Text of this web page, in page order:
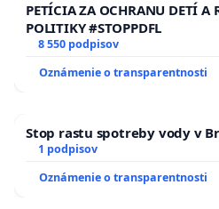
PETÍCIA ZA OCHRANU DETÍ A
POLITIKY #STOPPDFL
8 550 podpisov
Oznámenie o transparentnosti
Stop rastu spotreby vody v
1 podpisov
Oznámenie o transparentnosti